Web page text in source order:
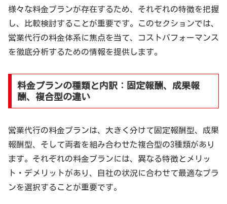
様々な料金プランが存在するため、それぞれの特徴を把握
し、比較検討することが重要です。このセクションでは、
営業代行の料金体系に焦点を当て、コストパフォーマンス
を徹底分析するための情報を提供します。
料金プランの種類と内訳：固定報酬、成果報
酬、複合型の違い
営業代行の料金プランは、大きく分けて固定報酬型、成果
報酬型、そして両者を組み合わせた複合型の3種類があり
ます。それぞれの料金プランには、異なる特徴とメリッ
ト・デメリットがあり、自社の状況に合わせて最適なプラ
ンを選択することが重要です。